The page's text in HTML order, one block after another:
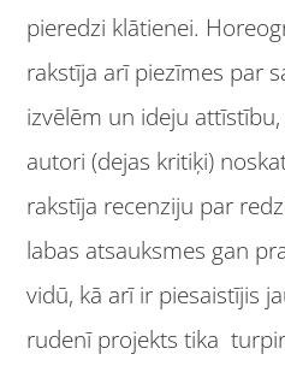
pieredzi klātienei.
rakstīja arī piezīmes par
izvēlēm un ideju
autori (dejas kritiķi)
rakstīja recenziju par
labas atsauksmes gan
vidū, kā arī ir piesaistījis
rudenī projekts tika